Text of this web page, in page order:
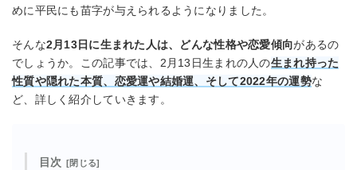
めに平民にも苗字が与えられるようになりました。
そんな2月13日に生まれた人は、どんな性格や恋愛傾向があるの
でしょうか。この記事では、2月13日生まれの人の生まれ持った
性質や隠れた本質、恋愛運や結婚運、そして2022年の運勢な
ど、詳しく紹介していきます。
目次